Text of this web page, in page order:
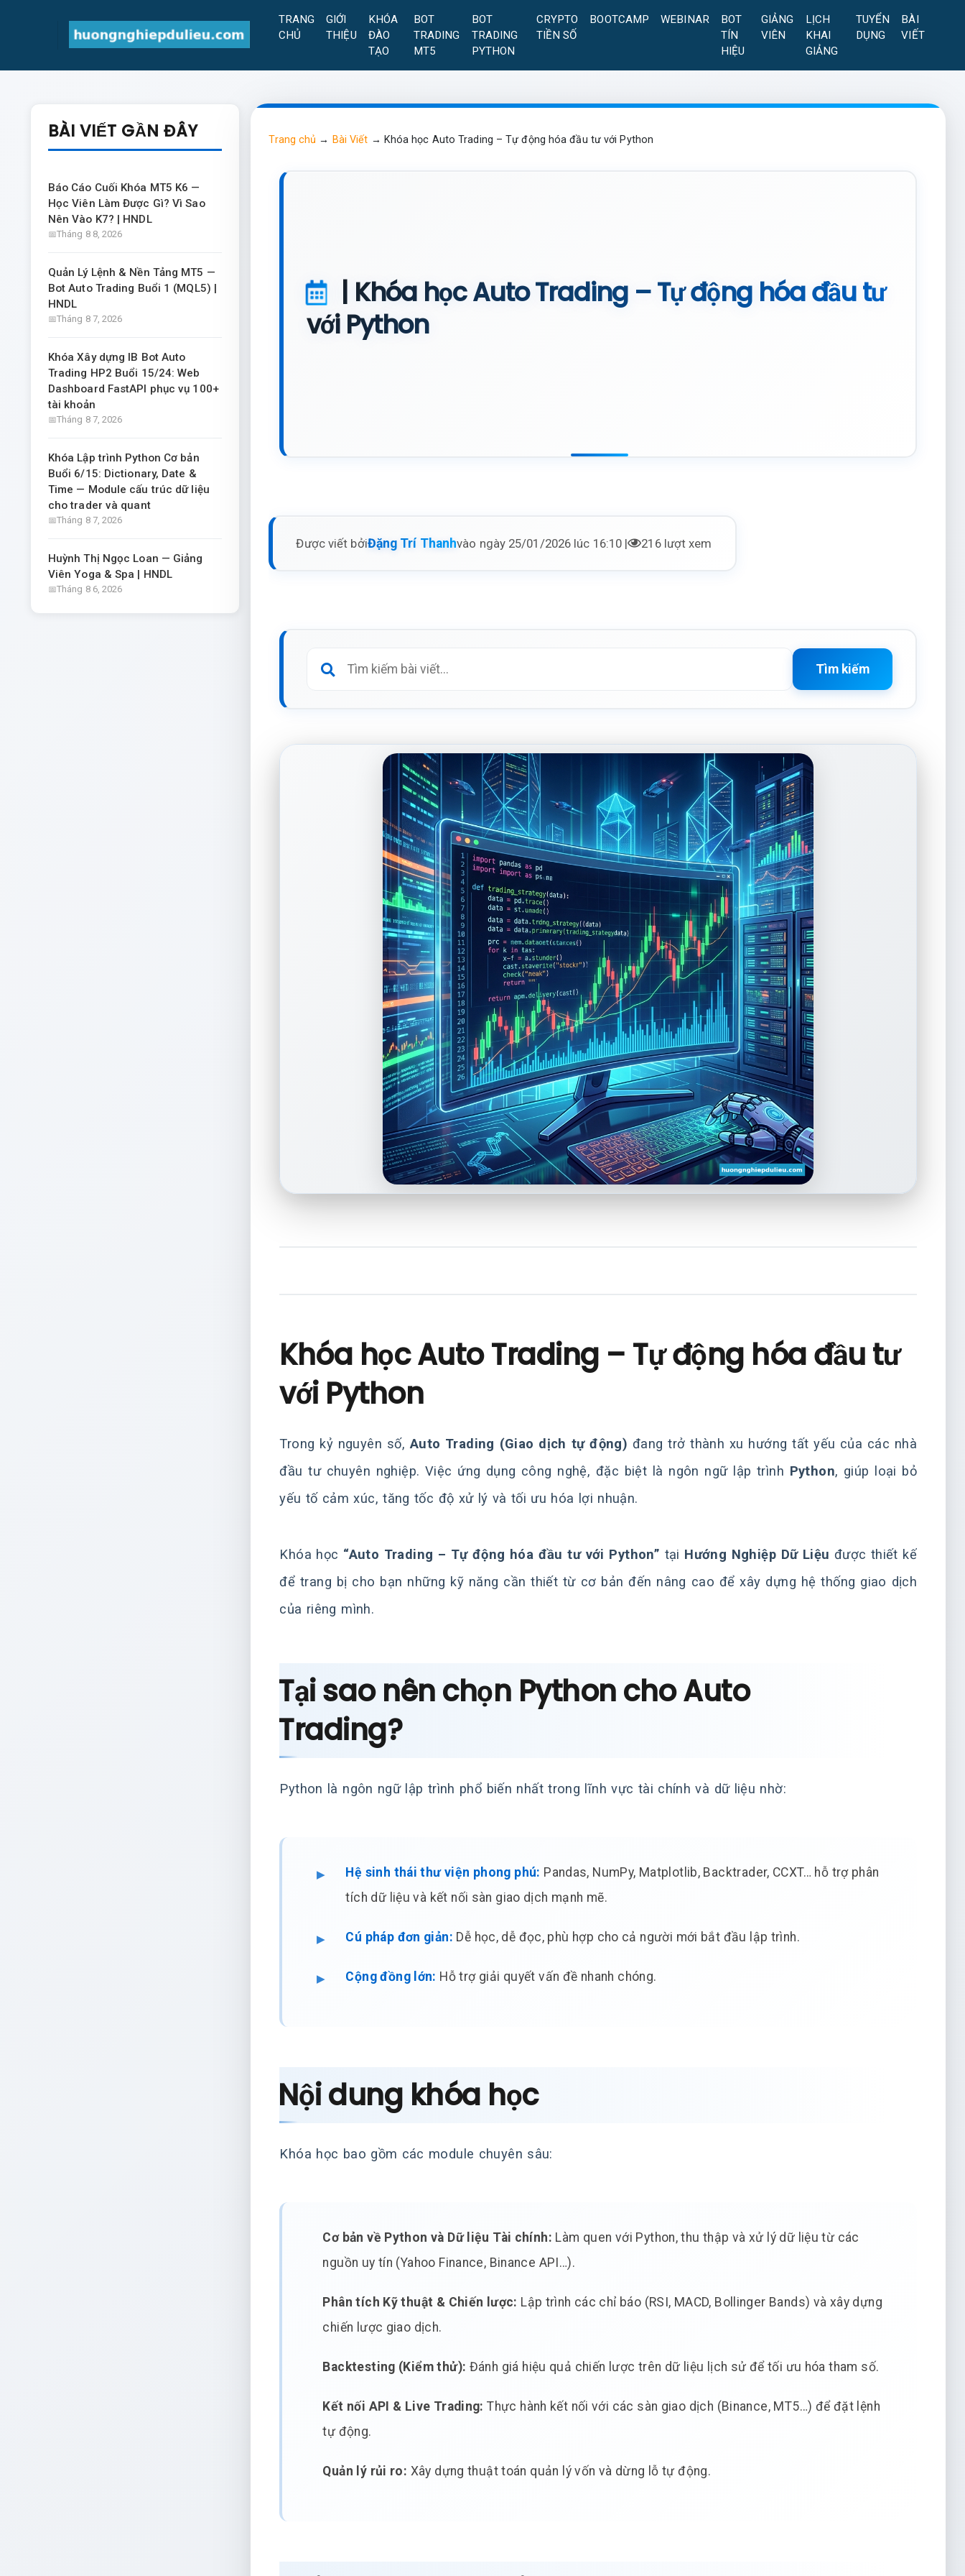
TRANG
CHỦ
GIỚI
THIỆU
KHÓA
ĐÀO
TẠO
BOT
TRADING
MT5
BOT
TRADING
PYTHON
CRYPTO
TIỀN SỐ
BOOTCAMP WEBINAR
BOT
TÍN
HIỆU
GIẢNG
VIÊN
LỊCH
KHAI
GIẢNG
TUYỂN
DỤNG
BÀI
VIẾT
BÀI VIẾT GẦN ĐÂY
Báo Cáo Cuối Khóa MT5 K6 —
Học Viên Làm Được Gì? Vì Sao
Nên Vào K7? | HNDL
Tháng 8 8, 2026
Quản Lý Lệnh & Nền Tảng MT5 —
Bot Auto Trading Buổi 1 (MQL5) |
HNDL
Tháng 8 7, 2026
Khóa Xây dựng IB Bot Auto
Trading HP2 Buổi 15/24: Web
Dashboard FastAPI phục vụ 100+
tài khoản
Tháng 8 7, 2026
Khóa Lập trình Python Cơ bản
Buổi 6/15: Dictionary, Date &
Time — Module cấu trúc dữ liệu
cho trader và quant
Tháng 8 7, 2026
Huỳnh Thị Ngọc Loan — Giảng
Viên Yoga & Spa | HNDL
Tháng 8 6, 2026
Trang chủ → Bài Viết → Khóa học Auto Trading – Tự động hóa đầu tư với Python
| Khóa học Auto Trading – Tự động hóa đầu tư
với Python
Được viết bởiĐặng Trí Thanhvào ngày 25/01/2026 lúc 16:10 | 216 lượt xem
Tìm kiếm
Khóa học Auto Trading – Tự động hóa đầu tư
với Python
Trong kỷ nguyên số, Auto Trading (Giao dịch tự động) đang trở thành xu hướng tất yếu của các nhà
đầu tư chuyên nghiệp. Việc ứng dụng công nghệ, đặc biệt là ngôn ngữ lập trình Python, giúp loại bỏ
yếu tố cảm xúc, tăng tốc độ xử lý và tối ưu hóa lợi nhuận.
Khóa học “Auto Trading – Tự động hóa đầu tư với Python” tại Hướng Nghiệp Dữ Liệu được thiết kế
để trang bị cho bạn những kỹ năng cần thiết từ cơ bản đến nâng cao để xây dựng hệ thống giao dịch
của riêng mình.
Tại sao nên chọn Python cho Auto
Trading?
Python là ngôn ngữ lập trình phổ biến nhất trong lĩnh vực tài chính và dữ liệu nhờ:
Hệ sinh thái thư viện phong phú: Pandas, NumPy, Matplotlib, Backtrader, CCXT… hỗ trợ phân
tích dữ liệu và kết nối sàn giao dịch mạnh mẽ.
Cú pháp đơn giản: Dễ học, dễ đọc, phù hợp cho cả người mới bắt đầu lập trình.
Cộng đồng lớn: Hỗ trợ giải quyết vấn đề nhanh chóng.
Nội dung khóa học
Khóa học bao gồm các module chuyên sâu:
Cơ bản về Python và Dữ liệu Tài chính: Làm quen với Python, thu thập và xử lý dữ liệu từ các
nguồn uy tín (Yahoo Finance, Binance API…).
Phân tích Kỹ thuật & Chiến lược: Lập trình các chỉ báo (RSI, MACD, Bollinger Bands) và xây dựng
chiến lược giao dịch.
Backtesting (Kiểm thử): Đánh giá hiệu quả chiến lược trên dữ liệu lịch sử để tối ưu hóa tham số.
Kết nối API & Live Trading: Thực hành kết nối với các sàn giao dịch (Binance, MT5…) để đặt lệnh
tự động.
Quản lý rủi ro: Xây dựng thuật toán quản lý vốn và dừng lỗ tự động.